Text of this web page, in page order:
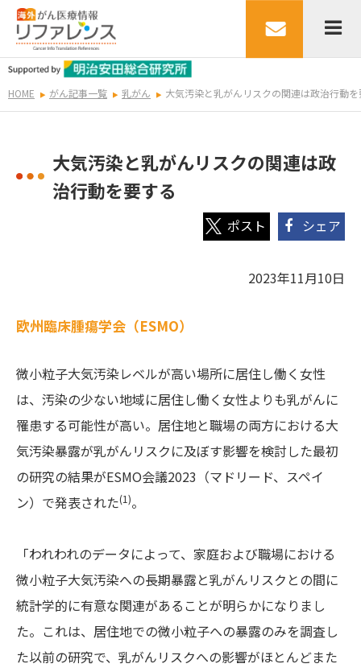
HOME がん記事一覧 乳がん 大気汚染と乳がんリスクの関連は政治行動
大気汚染と乳がんリスクの関連は政
治行動を要する
シェア
2023年11月10日
欧州臨床腫瘍学会（ESMO）
微小粒子大気汚染レベルが高い場所に居住し働く女性
は、汚染の少ない地域に居住し働く女性よりも乳がんに
罹患する可能性が高い。居住地と職場の両方における大
気汚染暴露が乳がんリスクに及ぼす影響を検討した最初
の研究の結果がESMO会議2023（マドリード、スペイ
ン）で発表された(1)。
「われわれのデータによって、家庭および職場における
微小粒子大気汚染への長期暴露と乳がんリスクとの間に
統計学的に有意な関連があることが明らかになりまし
た。これは、居住地での微小粒子への暴露のみを調査し
た以前の研究で、乳がんリスクへの影響がほとんどまた